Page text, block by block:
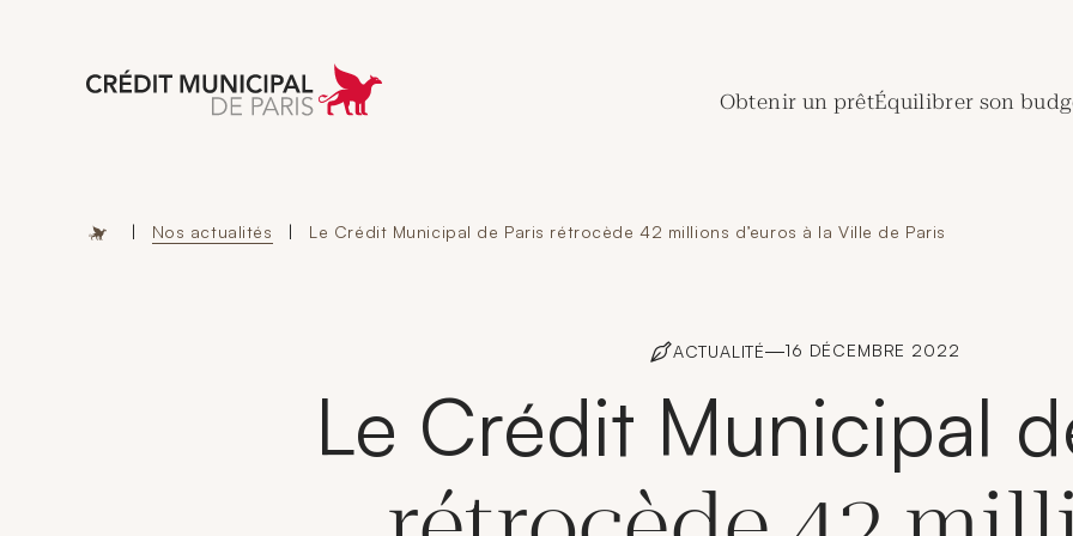
Aller à l'accueil de Crédit Municipal de Paris
Obtenir un prêtÉquilibrer son
| Nos actualités | Le Crédit Municipal de Paris rétrocède 42 millions d’euros à la Ville de Paris
ACTUALITÉ 16 DÉCEMBRE 2022
Le Crédit Municipal